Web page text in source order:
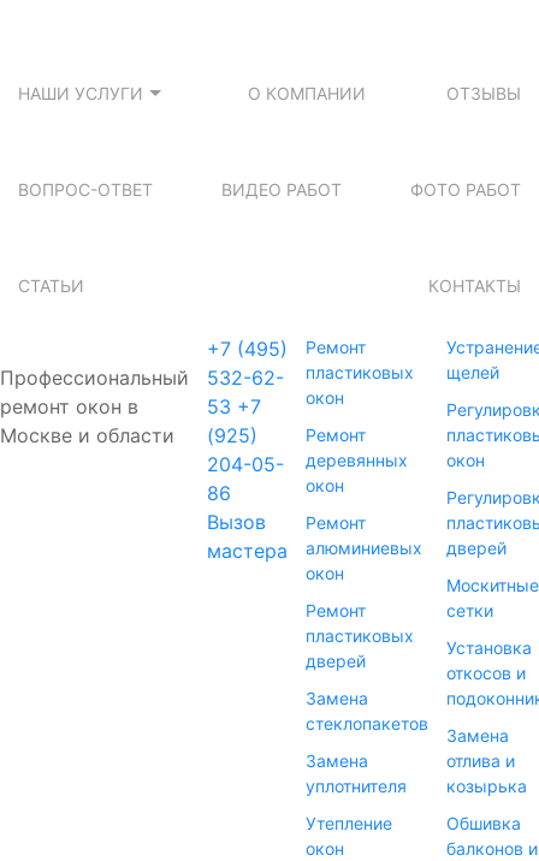
НАШИ УСЛУГИ О КОМПАНИИ ОТЗЫВЫ
ВОПРОС-ОТВЕТ ВИДЕО РАБОТ ФОТО РАБОТ
СТАТЬИ КОНТАКТЫ
Профессиональный
ремонт окон в
Москве и области
+7 (495)
532-62-
53 +7
(925)
204-05-
86
Вызов
мастера
Ремонт
пластиковых
окон
Ремонт
деревянных
окон
Ремонт
алюминиевых
окон
Ремонт
пластиковых
дверей
Замена
стеклопакетов
Замена
уплотнителя
Утепление
окон
щелей
окон
дверей
Москитные
сетки
Установка
откосов и
Замена
отлива и
козырька
Обшивка
балконов и